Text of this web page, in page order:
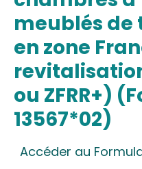
meublés de
en zone
ou ZFRR+)
13567*02)
Accéder au